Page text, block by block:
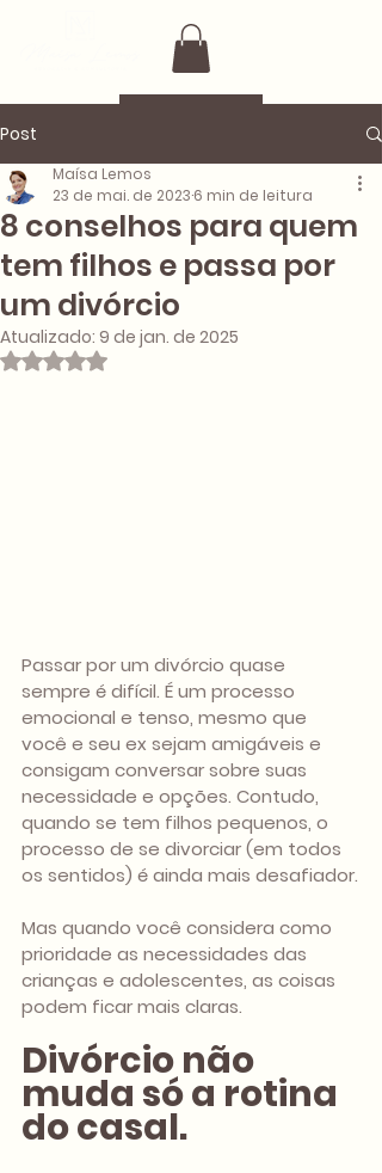
Post
8 conselhos para quem
tem filhos e passa por
um divórcio
Maísa Lemos
23 de mai. de 2023 6 min de leitura
Atualizado: 9 de jan. de 2025
Avaliado com NaN de 5 estrelas.
Passar por um divórcio quase
sempre é difícil. É um processo
emocional e tenso, mesmo que
você e seu ex sejam amigáveis e
consigam conversar sobre suas
necessidade e opções. Contudo,
quando se tem filhos pequenos, o
processo de se divorciar (em todos
os sentidos) é ainda mais desafiador.
Mas quando você considera como
prioridade as necessidades das
crianças e adolescentes, as coisas
podem ficar mais claras.
Divórcio não
muda só a rotina
do casal.